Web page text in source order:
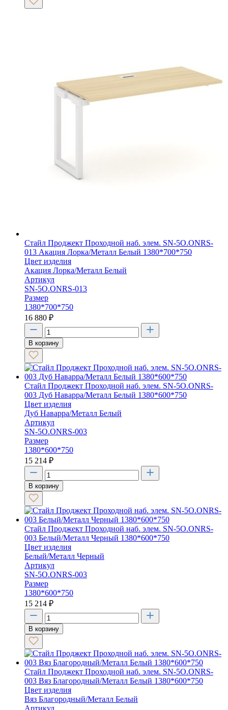
Стайл Проджект Проходной наб. элем. SN-5O.ONRS-
013 Акация Лорка/Металл Белый 1380*700*750
Цвет изделия
Акация Лорка/Металл Белый
Артикул
SN-5O.ONRS-013
Размер
1380*700*750
16 880 ₽
В корзину
Стайл Проджект Проходной наб. элем. SN-5O.ONRS-
003 Дуб Наварра/Металл Белый 1380*600*750
Цвет изделия
Дуб Наварра/Металл Белый
Артикул
SN-5O.ONRS-003
Размер
1380*600*750
15 214 ₽
В корзину
Стайл Проджект Проходной наб. элем. SN-5O.ONRS-
003 Белый/Металл Черный 1380*600*750
Цвет изделия
Белый/Металл Черный
Артикул
SN-5O.ONRS-003
Размер
1380*600*750
15 214 ₽
В корзину
Стайл Проджект Проходной наб. элем. SN-5O.ONRS-
003 Вяз Благородный/Металл Белый 1380*600*750
Цвет изделия
Вяз Благородный/Металл Белый
Артикул